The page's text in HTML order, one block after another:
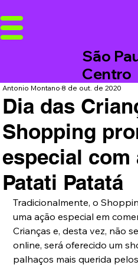
São
Centro
Dia das
Shopping
especial com
Patati Patatá
Antonio Montano8 de out. de 2020
Tradicionalmente, o
uma ação especial em
Crianças e, desta vez, não
online, será oferecido um
palhaços mais querida